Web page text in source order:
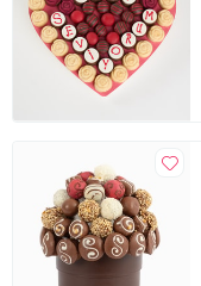
Not:Stok durumuna
üzerindeki görseller
Ürün Kodu:gr3569
Sağlıklı beslenme için